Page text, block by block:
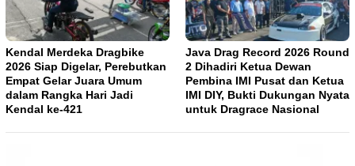
Kendal Merdeka Dragbike
2026 Siap Digelar, Perebutkan
Empat Gelar Juara Umum
dalam Rangka Hari Jadi
Kendal ke-421
Java Drag Record 2026 Round
2 Dihadiri Ketua Dewan
Pembina IMI Pusat dan Ketua
IMI DIY, Bukti Dukungan Nyata
untuk Dragrace Nasional